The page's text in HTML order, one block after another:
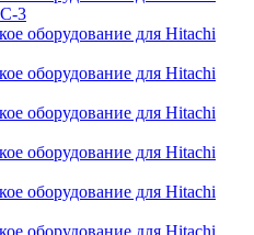
3
оборудование для Hitachi
оборудование для Hitachi
оборудование для Hitachi
оборудование для Hitachi
оборудование для Hitachi
оборудование для Hitachi